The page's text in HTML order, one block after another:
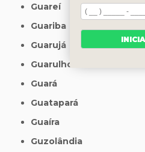
Guareí
Guariba
Guarujá
Guarulhos
Guará
Guatapará
Guaíra
Guzolândia